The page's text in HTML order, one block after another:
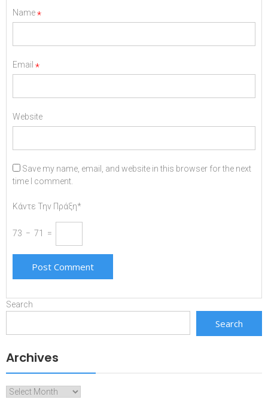
Name*
Email *
Website
Save my name, email, and website in this browser for the next
time I comment.
Κάντε Την Πράξη*
73 − 71 =
Search
Search
Archives
Archives